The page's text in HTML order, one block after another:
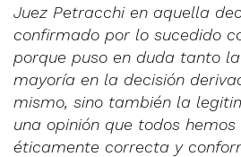
Juez Petracchi en aquella
confirmado por lo sucedido
porque puso en duda tanto
mayoría en la decisión
mismo, sino también la
una opinión que todos
éticamente correcta y